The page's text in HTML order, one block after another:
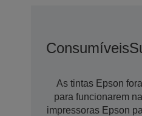
Consumíveis
As tintas Epson
para funcionarem
impressoras Epson